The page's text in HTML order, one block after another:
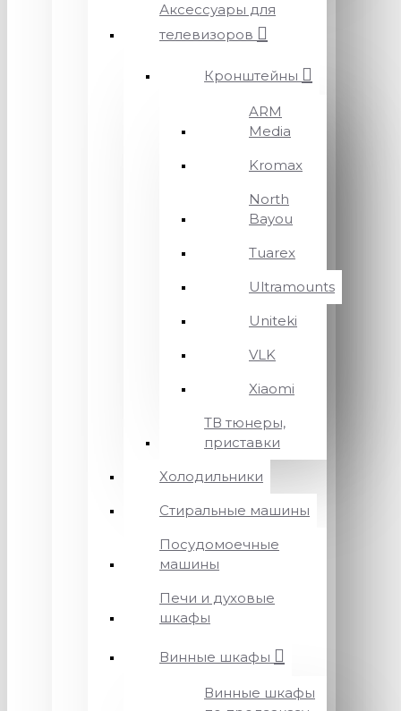
Аксессуары для
телевизоров
Кронштейны
ARM
Media
Kromax
North
Bayou
Tuarex
Ultramounts
Uniteki
VLK
Xiaomi
ТВ тюнеры,
приставки
Холодильники
Стиральные машины
Посудомоечные
машины
Печи и духовые
шкафы
Винные шкафы
Винные шкафы